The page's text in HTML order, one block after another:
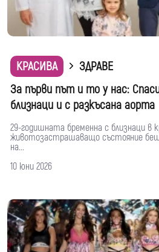
КРАСИВА
ЗДРАВЕ
За първи път и то у нас:
близнаци и с разкъсана аорта
29-годишната бременна с близнаци в
животозастрашаващо състояние
на...
10 юни 2026